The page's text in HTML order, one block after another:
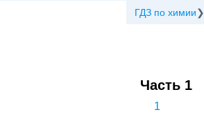
ГДЗ по химии
Часть 1
1